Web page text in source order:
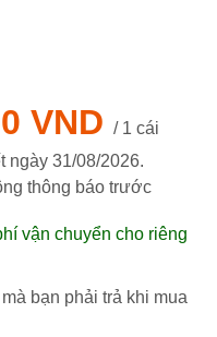
VND / 1 cái
ngày 31/08/2026.
thông báo trước
vận chuyển cho riêng
bạn phải trả khi mua